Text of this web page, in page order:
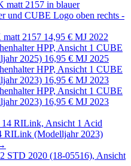
2157 14,95 € MJ 2022
CUBE
2025) 16,95 € MJ 2025
CUBE
2023) 16,95 € MJ 2023
CUBE
2023) 16,95 € MJ 2023
Acid
RILink (Modelljahr 2023)